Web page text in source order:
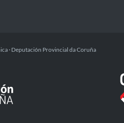
· Deputación Provincial da Coruña